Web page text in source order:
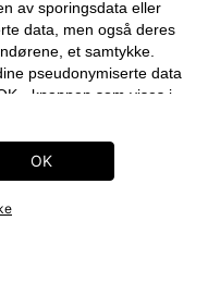
av sporingsdata eller
data, men også deres
et samtykke.
pseudonymiserte data
knappen som vises i
Google Ireland Ltd, Hurra
Ltd, Meta Platforms
Ltd, Pinterest Europe
Ltd, TikTok Information
OK